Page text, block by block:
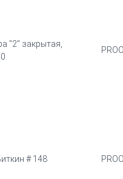
"2" закрытая,
# 148